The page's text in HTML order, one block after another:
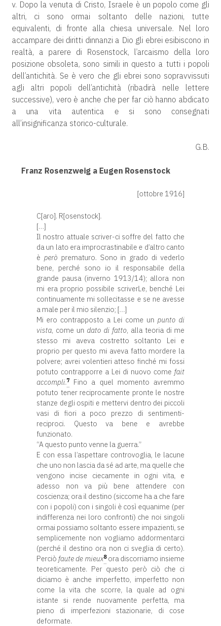
v. Dopo la venuta di Cristo, Israele è un popolo come gli
altri, ci sono ormai soltanto delle nazioni, tutte
equivalenti, di fronte alla chiesa universale. Nel loro
accampare dei diritti dinnanzi a Dio gli ebrei esibiscono in
realtà, a parere di Rosenstock, l’arcaismo della loro
posizione obsoleta, sono simili in questo a tutti i popoli
dell’antichità. Se è vero che gli ebrei sono sopravvissuti
agli altri popoli dell’antichità (ribadirà nelle lettere
successive), vero è anche che per far ciò hanno abdicato
a una vita autentica e si sono consegnati
all’insignificanza storico-culturale.
G.B.
Franz Rosenzweig a Eugen Rosenstock
[ottobre 1916]
C[aro]. R[osenstock].
[…]
Il nostro attuale scriver-ci soffre del fatto che
da un lato era improcrastinabile e d’altro canto
è però prematuro. Sono in grado di vederlo
bene, perché sono io il responsabile della
grande pausa (inverno 1913/14); allora non
mi era proprio possibile scriverLe, benché Lei
continuamente mi sollecitasse e se ne avesse
a male per il mio silenzio; […]
Mi ero contrapposto a Lei come un punto di
vista, come un dato di fatto, alla teoria di me
stesso mi aveva costretto soltanto Lei e
proprio per questo mi aveva fatto mordere la
polvere; avrei volentieri atteso finché mi fossi
potuto contrapporre a Lei di nuovo come fait
accompli.7
Fino a quel momento avremmo
potuto tener reciprocamente pronte le nostre
stanze degli ospiti e mettervi dentro dei piccoli
vasi di fiori a poco prezzo di sentimenti-
reciproci. Questo va bene e avrebbe
funzionato.
“A questo punto venne la guerra.”
E con essa l’aspettare controvoglia, le lacune
che uno non lascia da sé ad arte, ma quelle che
vengono incise ciecamente in ogni vita, e
adesso non va più bene attendere con
coscienza; ora il destino (siccome ha a che fare
con i popoli) con i singoli è così equanime (per
indifferenza nei loro confronti) che noi singoli
ormai possiamo soltanto essere impazienti, se
semplicemente non vogliamo addormentarci
(perché il destino ora non ci sveglia di certo).
Perciò faute de mieux8ora discorriamo insieme
teoreticamente. Per questo però ciò che ci
diciamo è anche imperfetto, imperfetto non
come la vita che scorre, la quale ad ogni
istante si rende nuovamente perfetta, ma
pieno di imperfezioni stazionarie, di cose
deformate.